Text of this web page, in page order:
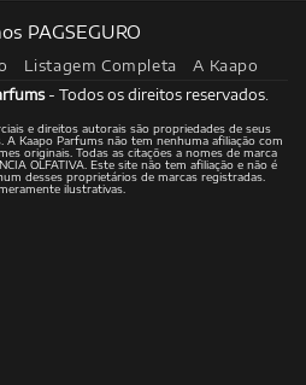
PAGSEGURO
Listagem Completa A Kaapo
- Todos os direitos reservados.
e direitos autorais são propriedades de seus
Kaapo Parfums não tem nenhuma afiliação com
originais. Todas as citações a nomes de marca
OLFATIVA. Este site não tem afiliação e não é
desses proprietários de marcas registradas.
ilustrativas.